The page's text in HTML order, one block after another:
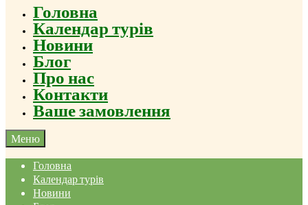
Головна
Календар турів
Новини
Блог
Про нас
Контакти
Ваше замовлення
Меню
Головна
Календар турів
Новини